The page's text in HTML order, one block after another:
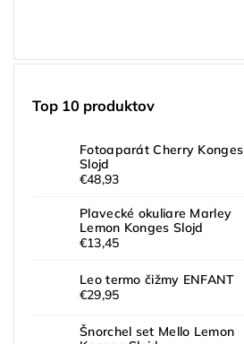
Top 10 produktov
Fotoaparát Cherry Konges
Slojd
€48,93
Plavecké okuliare Marley
Lemon Konges Slojd
€13,45
Leo termo čižmy ENFANT
€29,95
Šnorchel set Mello Lemon